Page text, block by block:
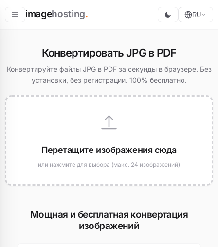
imagehosting.
Изменить размер
RU
Конвертировать JPG в PDF
Конвертируйте файлы JPG в PDF за секунды в браузере. Без
установки, без регистрации. 100% бесплатно.
Перетащите изображения сюда
или нажмите для выбора (макс. 24 изображений)
Мощная и бесплатная конвертация
изображений